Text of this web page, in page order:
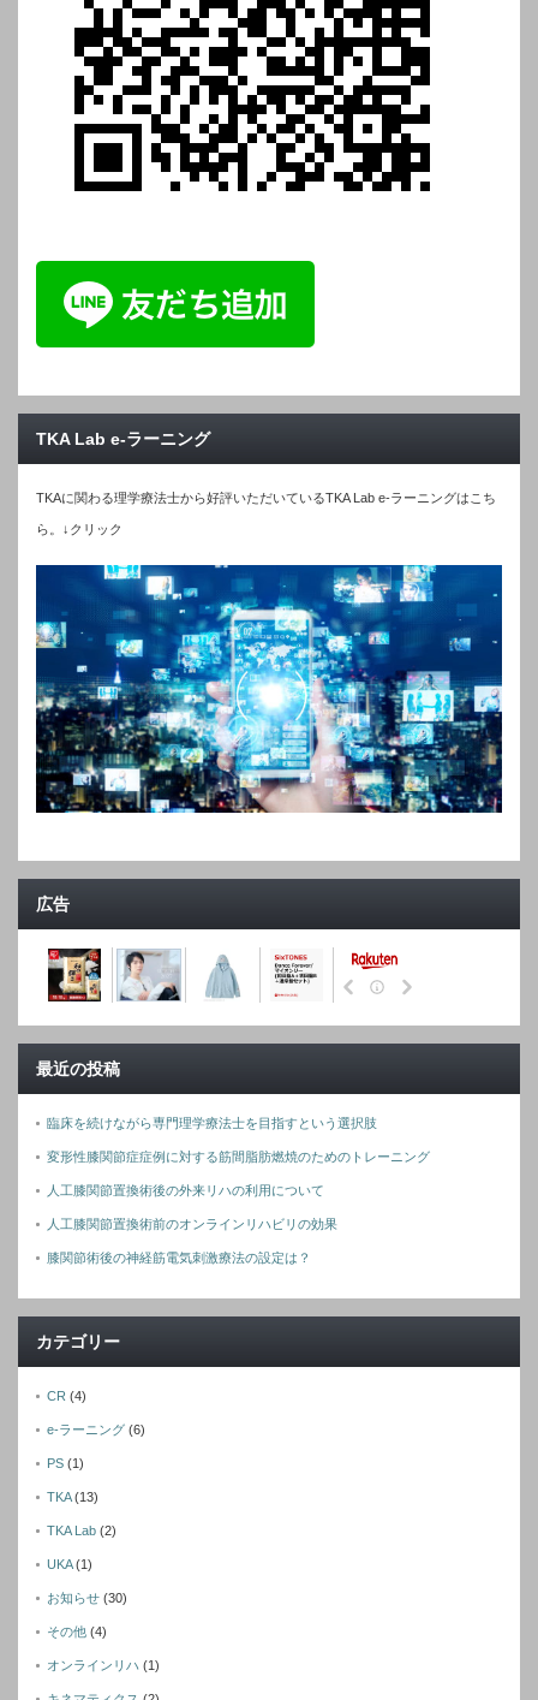
TKA Lab e-ラーニング
TKAに関わる理学療法士から好評いただいているTKA Lab e-ラーニングはこち
ら。↓クリック
広告
最近の投稿
臨床を続けながら専門理学療法士を目指すという選択肢
変形性膝関節症症例に対する筋間脂肪燃焼のためのトレーニング
人工膝関節置換術後の外来リハの利用について
人工膝関節置換術前のオンラインリハビリの効果
膝関節術後の神経筋電気刺激療法の設定は？
カテゴリー
CR (4)
e-ラーニング (6)
PS (1)
TKA(13)
TKA Lab (2)
UKA(1)
お知らせ (30)
その他 (4)
オンラインリハ (1)